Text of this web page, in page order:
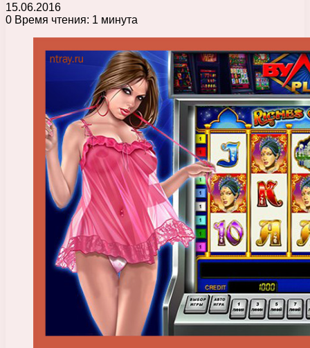
15.06.2016
0 Время чтения: 1 минута